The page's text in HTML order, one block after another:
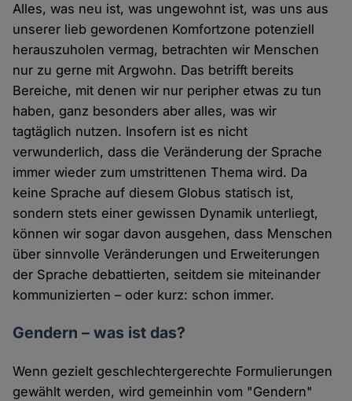
Alles, was neu ist, was ungewohnt ist, was uns aus
unserer lieb gewordenen Komfortzone potenziell
herauszuholen vermag, betrachten wir Menschen
nur zu gerne mit Argwohn. Das betrifft bereits
Bereiche, mit denen wir nur peripher etwas zu tun
haben, ganz besonders aber alles, was wir
tagtäglich nutzen. Insofern ist es nicht
verwunderlich, dass die Veränderung der Sprache
immer wieder zum umstrittenen Thema wird. Da
keine Sprache auf diesem Globus statisch ist,
sondern stets einer gewissen Dynamik unterliegt,
können wir sogar davon ausgehen, dass Menschen
über sinnvolle Veränderungen und Erweiterungen
der Sprache debattierten, seitdem sie miteinander
kommunizierten – oder kurz: schon immer.
Gendern – was ist das?
Wenn gezielt geschlechtergerechte Formulierungen
gewählt werden, wird gemeinhin vom "Gendern"